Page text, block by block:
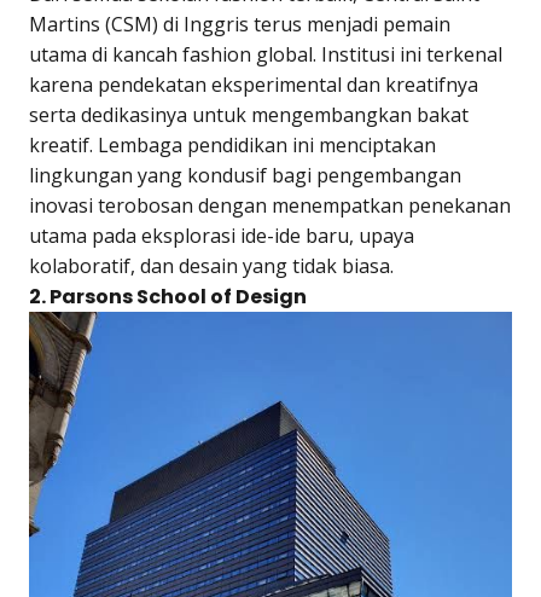
Martins (CSM) di Inggris terus menjadi pemain
utama di kancah fashion global. Institusi ini terkenal
karena pendekatan eksperimental dan kreatifnya
serta dedikasinya untuk mengembangkan bakat
kreatif. Lembaga pendidikan ini menciptakan
lingkungan yang kondusif bagi pengembangan
inovasi terobosan dengan menempatkan penekanan
utama pada eksplorasi ide-ide baru, upaya
kolaboratif, dan desain yang tidak biasa.
2. Parsons School of Design